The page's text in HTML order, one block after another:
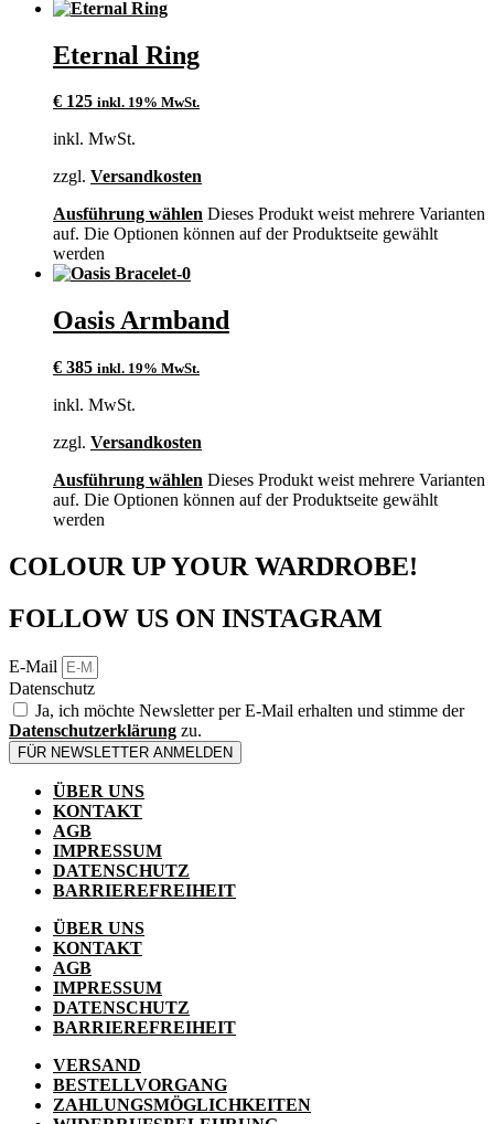
Eternal Ring
€ 125 inkl. 19% MwSt.
inkl. MwSt.
zzgl. Versandkosten
Ausführung wählen Dieses Produkt weist mehrere Varianten
auf. Die Optionen können auf der Produktseite gewählt
werden
Oasis Armband
€ 385 inkl. 19% MwSt.
inkl. MwSt.
zzgl. Versandkosten
Ausführung wählen Dieses Produkt weist mehrere Varianten
auf. Die Optionen können auf der Produktseite gewählt
werden
COLOUR UP YOUR WARDROBE!
FOLLOW US ON INSTAGRAM
E-Mail
Datenschutz
Ja, ich möchte Newsletter per E-Mail erhalten und stimme der
Datenschutzerklärung zu.
FÜR NEWSLETTER ANMELDEN
ÜBER UNS
KONTAKT
AGB
IMPRESSUM
DATENSCHUTZ
BARRIEREFREIHEIT
ÜBER UNS
KONTAKT
AGB
IMPRESSUM
DATENSCHUTZ
BARRIEREFREIHEIT
VERSAND
BESTELLVORGANG
ZAHLUNGSMÖGLICHKEITEN